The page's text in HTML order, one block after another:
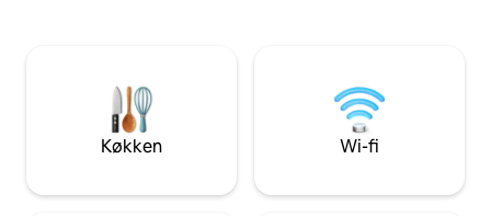
sig, skal tilføje en tredje gæst, så
sovesofaen er klar. Dette er for at
dække vores ekstra omkostninger.
Køkken Wi-fi